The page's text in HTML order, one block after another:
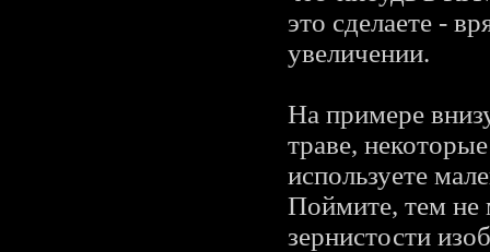
это сделаете -
увеличении.
На примере
траве,
используете
Поймите, тем не
зернистости